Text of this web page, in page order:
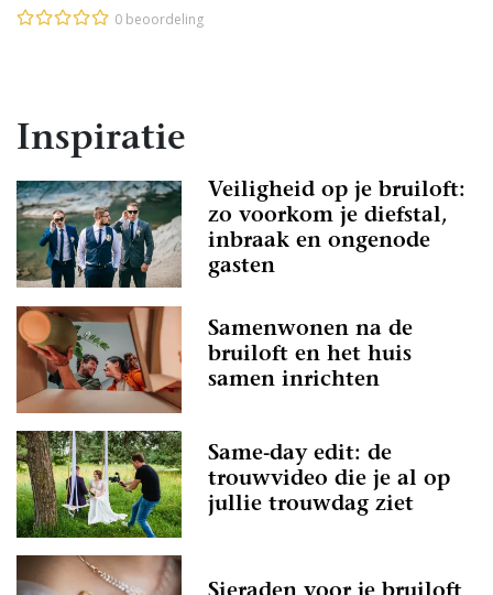
0 beoordeling
Inspiratie
Veiligheid op je bruiloft:
zo voorkom je diefstal,
inbraak en ongenode
gasten
Samenwonen na de
bruiloft en het huis
samen inrichten
Same-day edit: de
trouwvideo die je al op
jullie trouwdag ziet